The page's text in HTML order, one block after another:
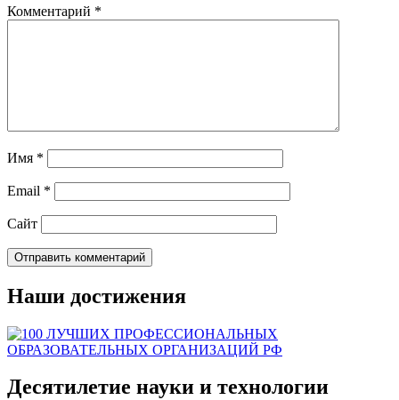
Комментарий *
Имя *
Email *
Сайт
Наши достижения
Десятилетие науки и технологии